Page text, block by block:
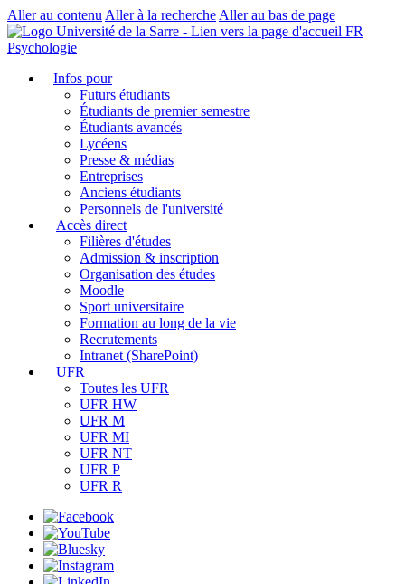
Aller au contenu Aller à la recherche Aller au bas de page
FR
Psychologie
Infos pour
Futurs étudiants
Étudiants de premier semestre
Étudiants avancés
Lycéens
Presse & médias
Entreprises
Anciens étudiants
Personnels de l'université
Accès direct
Filières d'études
Admission & inscription
Organisation des études
Moodle
Sport universitaire
Formation au long de la vie
Recrutements
Intranet (SharePoint)
UFR
Toutes les UFR
UFR HW
UFR M
UFR MI
UFR NT
UFR P
UFR R